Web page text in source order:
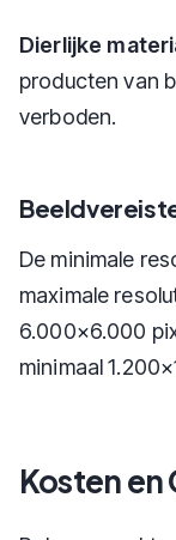
Dierlijke
producten van
verboden.
De minimale
maximale
6.000×6.000
minimaal
Kosten